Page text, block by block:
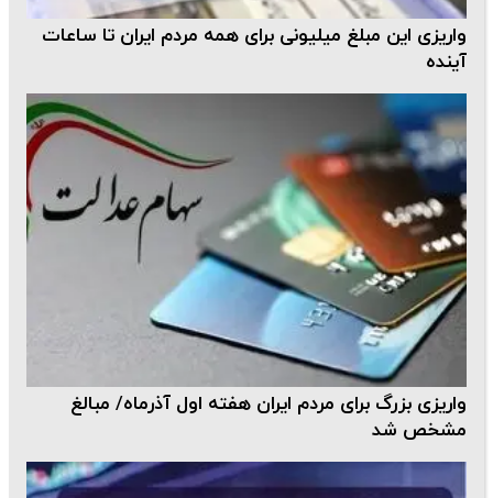
واریزی این مبلغ میلیونی برای همه مردم ایران تا ساعات
آینده
واریزی بزرگ برای مردم ایران هفته اول آذرماه/ مبالغ
مشخص شد